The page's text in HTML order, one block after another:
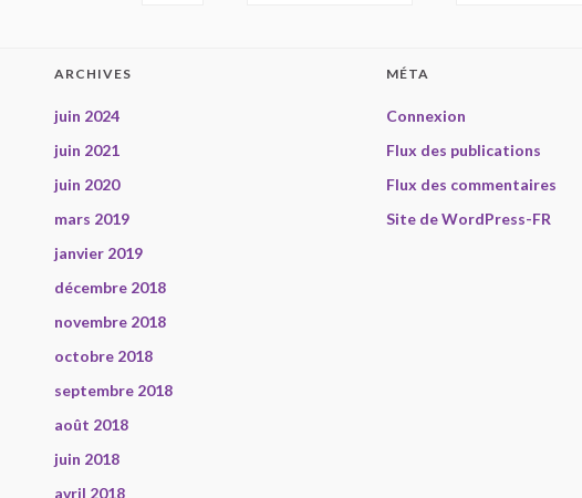
ARCHIVES
juin 2024
juin 2021
juin 2020
mars 2019
janvier 2019
décembre 2018
novembre 2018
octobre 2018
septembre 2018
août 2018
juin 2018
avril 2018
MÉTA
Connexion
Flux des publications
Flux des commentaires
Site de WordPress-FR